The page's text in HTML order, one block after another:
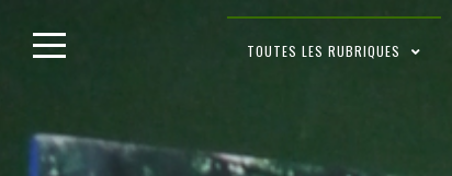
TOUTES LES RUBRIQUES